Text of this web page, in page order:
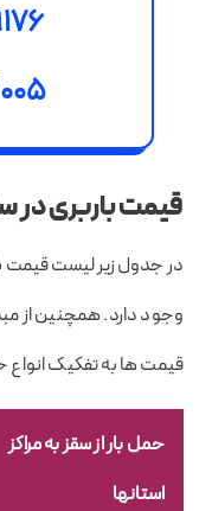
قیمت باربری در
در جدول زیر لیست قیمت
وجود دارد. همچنین از
قیمت ها به تفکیک
حمل بار از سقز به مراکز
استانها